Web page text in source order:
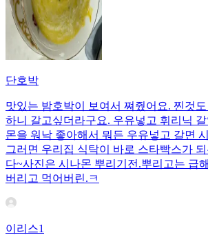
단호박
맛있는 밤호박이 보여서 쪄줬어요. 찐것
하니 갈고싶더라구요. 우유넣고 휘리닉
몬을 워낙 좋아해서 뭐든 우유넣고 갈면
그러면 우리집 식탁이 바로 스타빡스가
다~사진은 시나몬 뿌리기전.뿌리고는 급
버리고 먹어버린.ㅋ
이리스1